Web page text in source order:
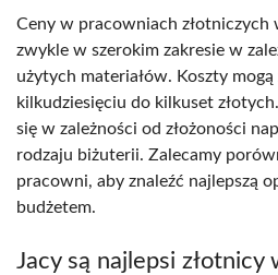
Ceny w pracowniach złotniczych
zwykle w szerokim zakresie w
użytych materiałów. Koszty mogą
kilkudziesięciu do kilkuset
się w zależności od złożoności
rodzaju biżuterii. Zalecamy
pracowni, aby znaleźć najlepszą
budżetem.
Jacy są najlepsi złotnicy